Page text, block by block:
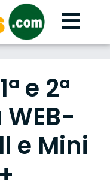
e 2ª
e Mini